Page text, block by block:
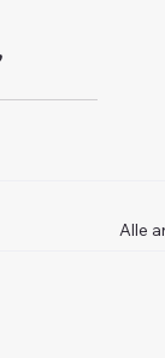
Alle